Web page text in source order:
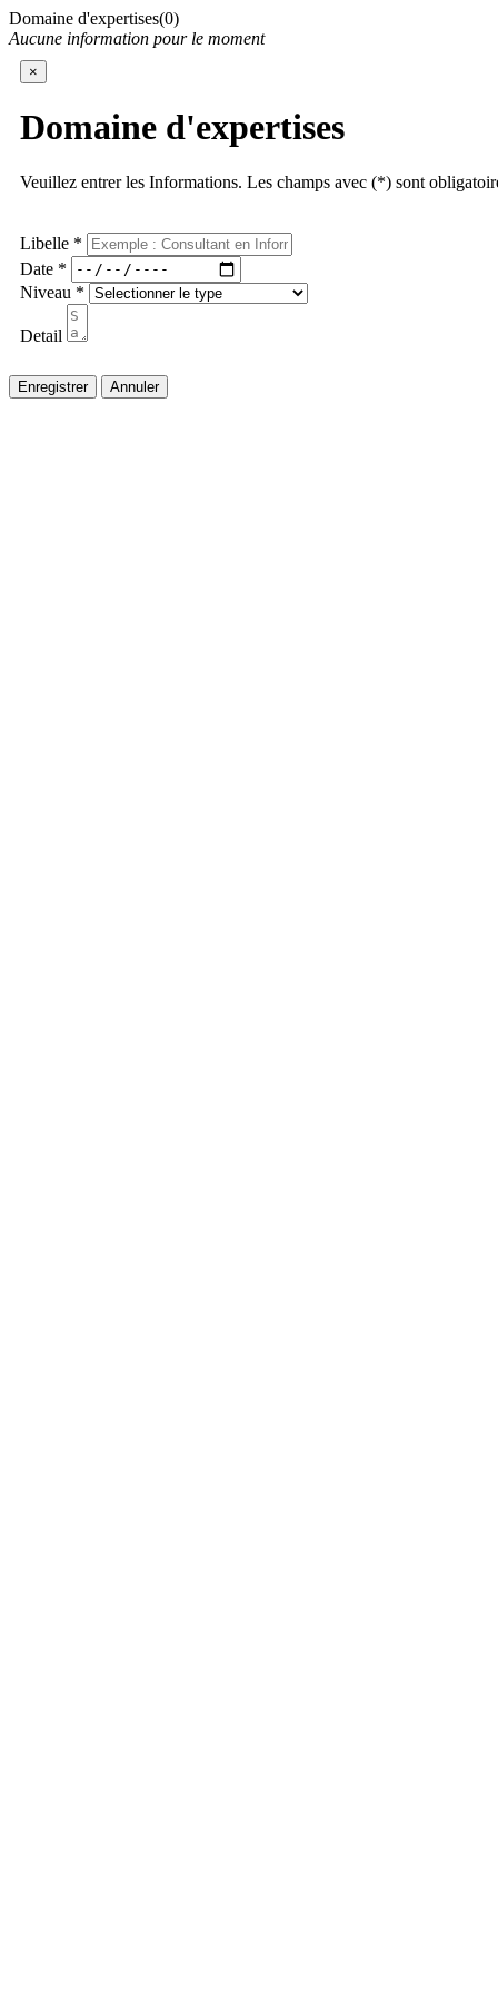
Domaine d'expertises(0)
Aucune information pour le moment
×
Domaine d'expertises
Veuillez entrer les Informations. Les champs avec (*) sont
Libelle *
Date *
Niveau *
Detail
Enregistrer Annuler